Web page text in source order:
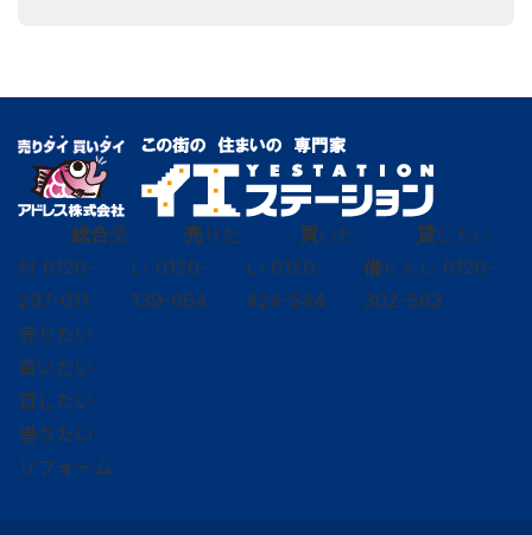
総合受
付 0120-
297-011
売りた
い 0120-
139-664
買いた
い 0120-
424-544
貸し たい
借り たい 0120-
302-563
売りたい
買いたい
貸したい
借りたい
リフォーム